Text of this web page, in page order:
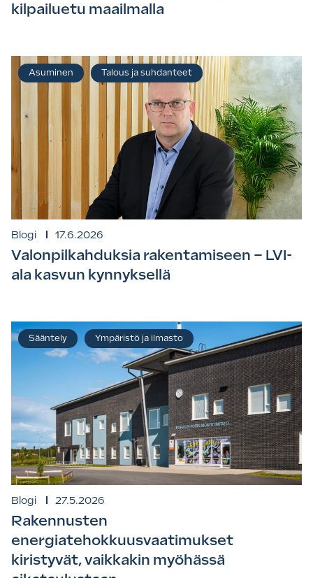
kilpailuetu maailmalla
Blogi 17.6.2026
Valonpilkahduksia rakentamiseen – LVI-
ala kasvun kynnyksellä
Asuminen Talous ja suhdanteet
Blogi 27.5.2026
Rakennusten
energiatehokkuusvaatimukset
kiristyvät, vaikkakin myöhässä
Sääntely Ympäristö ja ilmasto